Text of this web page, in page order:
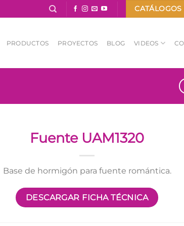
PRODUCTOS PROYECTOS BLOG VIDEOS
Fuente UAM1320
Base de hormigón para fuente romántica.
DESCARGAR FICHA TÉCNICA